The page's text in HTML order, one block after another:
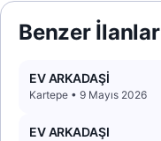
Benzer İlanlar
EV ARKADAŞİ
Kartepe • 9 Mayıs 2026
EV ARKADAŞI